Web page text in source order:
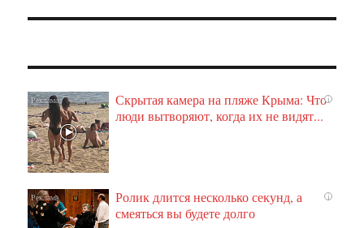
i
Скрытая камера на пляже Крыма: Что
люди вытворяют, когда их не видят...
i
Ролик длится несколько секунд, а
смеяться вы будете долго